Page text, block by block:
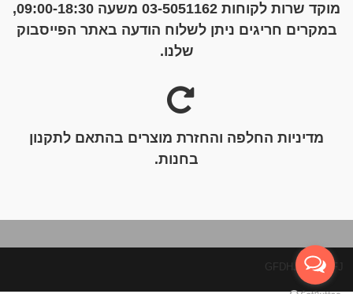
מוקד שרות לקוחות 03-5051162 משעה 09:00-18:30,
במקרים חריגים ניתן לשלוח הודעה באתר הפייסבוק
שלנו.
מדיניות החלפה והחזרת מוצרים בהתאם לתקנון
בחנות.
GFDHJGHJDJFJ